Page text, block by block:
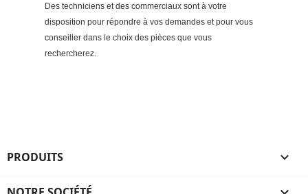
Des techniciens et des commerciaux sont à votre
disposition pour répondre à vos demandes et pour vous
conseiller dans le choix des pièces que vous
rechercherez.
PRODUITS 